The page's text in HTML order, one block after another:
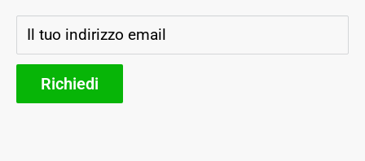
Storia e futuro
Parteners
Il tuo indirizzo email
Richiedi